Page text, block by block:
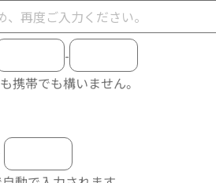
-
携帯でも構いません。